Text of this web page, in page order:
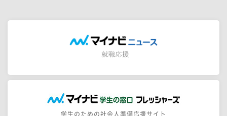
学生のための社会人準備応援サイト